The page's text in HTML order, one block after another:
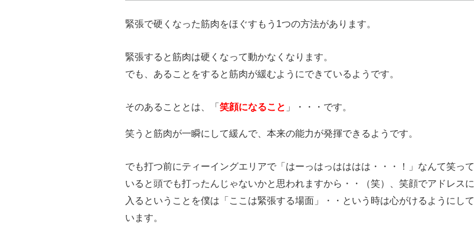
緊張で硬くなった筋肉をほぐすもう1つの方法があります。
緊張すると筋肉は硬くなって動かなくなります。
でも、あることをすると筋肉が緩むようにできているようです。
そのあることとは、「 笑顔になること 」・・・です。
笑うと筋肉が一瞬にして緩んで、本来の能力が発揮できるようです。
でも打つ前にティーイングエリアで「はーっはっはははは・・・！」なんて笑って
いると頭でも打ったんじゃないかと思われますから・・（笑）、笑顔でアドレスに
入るということを僕は「ここは緊張する場面」・・という時は心がけるようにして
います。